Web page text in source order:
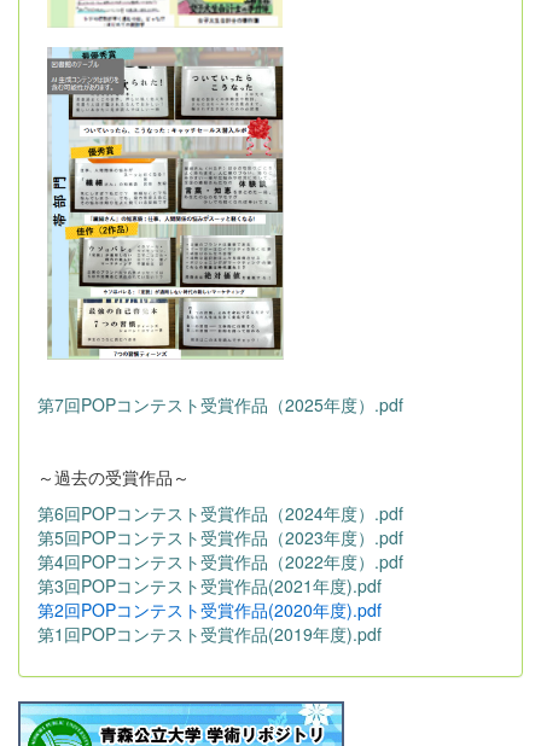
第7回POPコンテスト受賞作品（2025年度）.pdf
～過去の受賞作品～
第6回POPコンテスト受賞作品（2024年度）.pdf
第5回POPコンテスト受賞作品（2023年度）.pdf
第4回POPコンテスト受賞作品（2022年度）.pdf
第3回POPコンテスト受賞作品(2021年度).pdf
第2回POPコンテスト受賞作品(2020年度).pdf
第1回POPコンテスト受賞作品(2019年度).pdf